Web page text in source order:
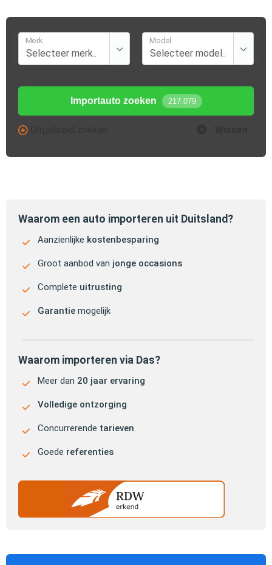
Merk Model
Importauto zoeken 217.079
Waarom een auto importeren uit Duitsland?
Aanzienlijke kostenbesparing
Groot aanbod van jonge occasions
Complete uitrusting
Garantie mogelijk
Waarom importeren via Das?
Meer dan 20 jaar ervaring
Volledige ontzorging
Concurrerende tarieven
Goede referenties